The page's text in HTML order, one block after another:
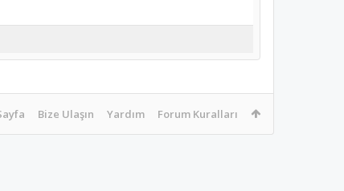
Bize Ulaşın Yardım Forum Kuralları